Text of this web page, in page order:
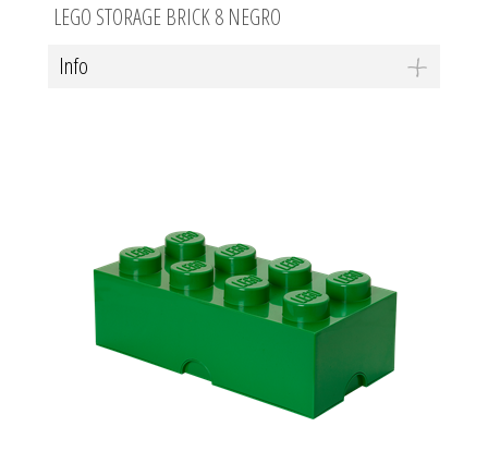
LEGO STORAGE BRICK 8 NEGRO
Info